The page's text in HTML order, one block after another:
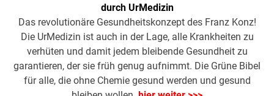
durch UrMedizin
Das revolutionäre Gesundheitskonzept des Franz Konz!
Die UrMedizin ist auch in der Lage, alle Krankheiten zu
verhüten und damit jedem bleibende Gesundheit zu
garantieren, der sie früh genug aufnimmt. Die Grüne Bibel
für alle, die ohne Chemie gesund werden und gesund